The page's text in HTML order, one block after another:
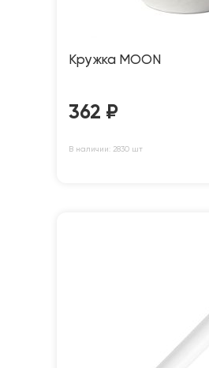
Кружка MOON
362 ₽
В наличии: 2830 шт